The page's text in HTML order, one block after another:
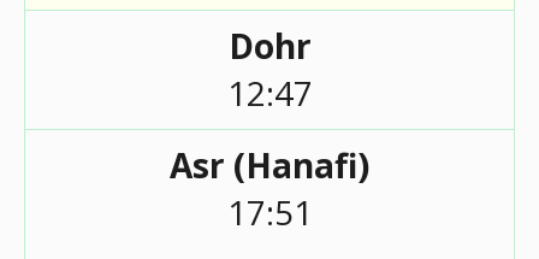
Dohr
12:47
Asr (Hanafi)
17:51